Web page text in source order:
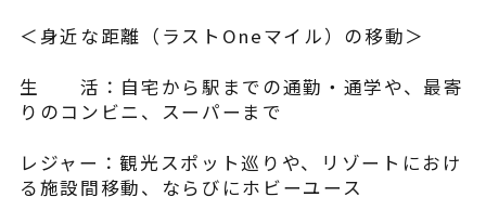
＜身近な距離（ラストOneマイル）の移動＞
生 活：自宅から駅までの通勤・通学や、最寄
りのコンビニ、スーパーまで
レジャー：観光スポット巡りや、リゾートにおけ
る施設間移動、ならびにホビーユース